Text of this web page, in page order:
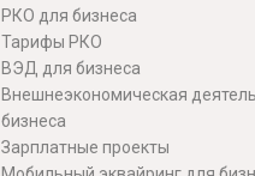
РКО для бизнеса
Тарифы РКО
ВЭД для бизнеса
Внешнеэкономическая
бизнеса
Зарплатные проекты